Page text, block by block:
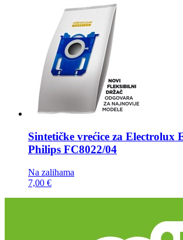
Sintetičke vrećice za Electrolux
Philips FC8022/04
Na zalihama
7,00 €